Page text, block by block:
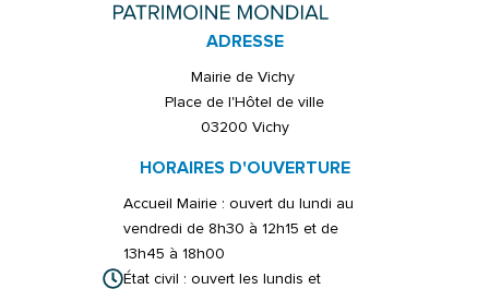
ADRESSE
Mairie de Vichy
Place de l'Hôtel de ville
03200 Vichy
HORAIRES D'OUVERTURE
Accueil Mairie : ouvert du lundi au
vendredi de 8h30 à 12h15 et de
13h45 à 18h00
État civil : ouvert les lundis et